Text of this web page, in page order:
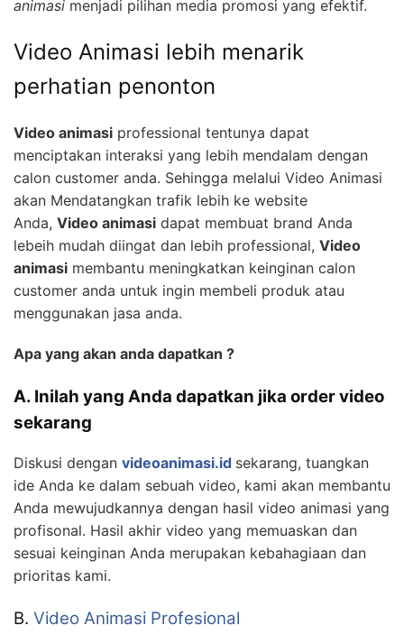
animasi menjadi pilihan media promosi yang efektif.
Video Animasi lebih menarik
perhatian penonton
Video animasi professional tentunya dapat
menciptakan interaksi yang lebih mendalam dengan
calon customer anda. Sehingga melalui Video Animasi
akan Mendatangkan trafik lebih ke website
Anda, Video animasi dapat membuat brand Anda
lebeih mudah diingat dan lebih professional, Video
animasi membantu meningkatkan keinginan calon
customer anda untuk ingin membeli produk atau
menggunakan jasa anda.
Apa yang akan anda dapatkan ?
A. Inilah yang Anda dapatkan jika order video
sekarang
Diskusi dengan videoanimasi.id sekarang, tuangkan
ide Anda ke dalam sebuah video, kami akan membantu
Anda mewujudkannya dengan hasil video animasi yang
profisonal. Hasil akhir video yang memuaskan dan
sesuai keinginan Anda merupakan kebahagiaan dan
prioritas kami.
B. Video Animasi Profesional